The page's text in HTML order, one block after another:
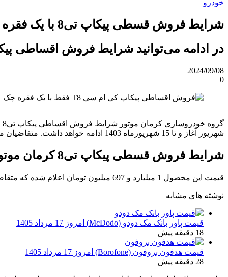
خودرو
شرایط فروش قسطی پیکاپ تی8 با یک فقره چک اعلام شد [شهریور 1403]
در ادامه می‌توانید شرایط فروش اقساطی پیکاپ تی8 را
2024/09/08
0
شهریور آغاز و تا 15 شهریورماه 1403 ادامه خواهد داشت. متقاضیان می‌توانند برای ثبت‌نام، به سایت فروش اینترنتی کرمان موتور به آدرس customer.kermanmotor.ir مراجعه نمایند.
شرایط فروش قسطی پیکاپ تی8 کرمان موتور
قیمت این محصول 1 میلیارد و 697 میلیون تومان اعلام شده که متقاضی می‌تواند آن را بصورت یکجا پرداخت و یا بخشی از آن را بعنوان پیش‌پرداخت و مابقی را در یک فقره چک تسویه نماید.
نوشته های مشابه
قیمت پاور بانک مک دودو (McDodo) امروز 17 مرداد 1405
18 دقیقه پیش
قیمت هدفون بروفون (Borofone) امروز 17 مرداد 1405
28 دقیقه پیش